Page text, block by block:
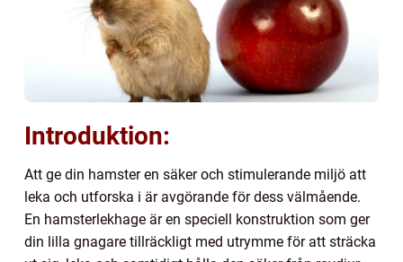
Introduktion:
Att ge din hamster en säker och stimulerande miljö att
leka och utforska i är avgörande för dess välmående.
En hamsterlekhage är en speciell konstruktion som ger
din lilla gnagare tillräckligt med utrymme för att sträcka